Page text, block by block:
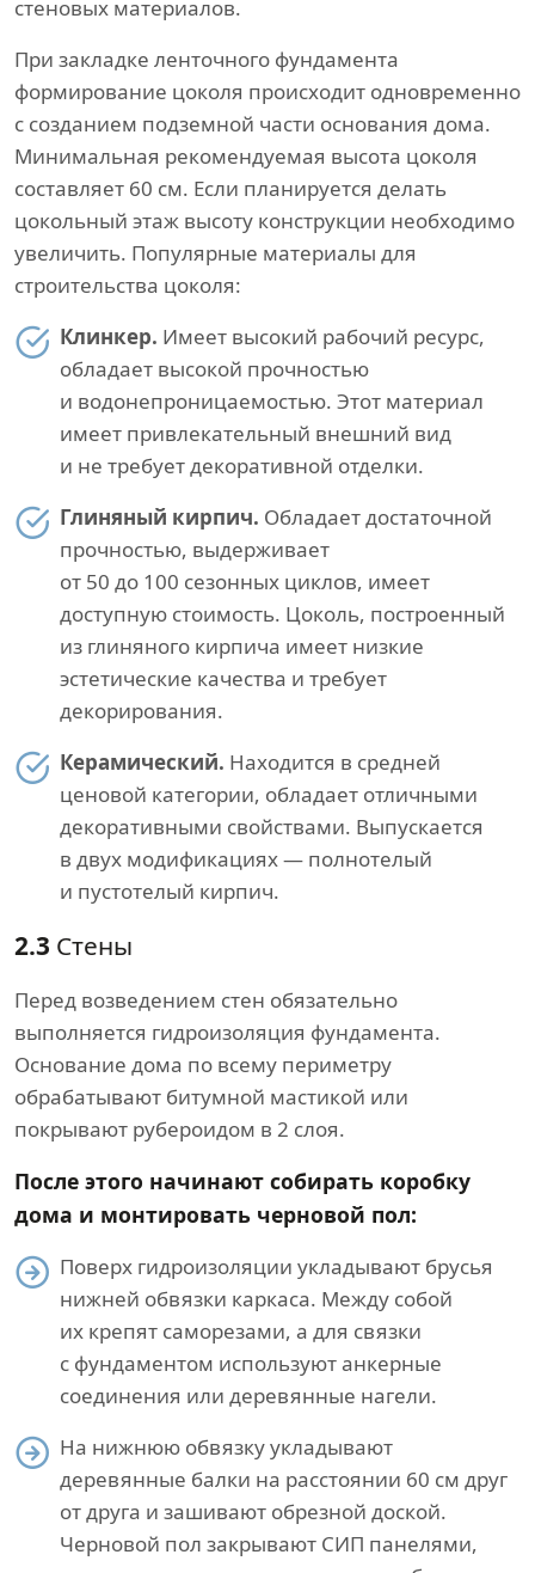
стеновых материалов.
При закладке ленточного фундамента
формирование цоколя происходит одновременно
с созданием подземной части основания дома.
Минимальная рекомендуемая высота цоколя
составляет 60 см. Если планируется делать
цокольный этаж высоту конструкции необходимо
увеличить. Популярные материалы для
строительства цоколя:
Клинкер. Имеет высокий рабочий ресурс,
обладает высокой прочностью
и водонепроницаемостью. Этот материал
имеет привлекательный внешний вид
и не требует декоративной отделки.
Глиняный кирпич. Обладает достаточной
прочностью, выдерживает
от 50 до 100 сезонных циклов, имеет
доступную стоимость. Цоколь, построенный
из глиняного кирпича имеет низкие
эстетические качества и требует
декорирования.
Керамический. Находится в средней
ценовой категории, обладает отличными
декоративными свойствами. Выпускается
в двух модификациях — полнотелый
и пустотелый кирпич.
2.3 Стены
Перед возведением стен обязательно
выполняется гидроизоляция фундамента.
Основание дома по всему периметру
обрабатывают битумной мастикой или
покрывают рубероидом в 2 слоя.
После этого начинают собирать коробку
дома и монтировать черновой пол:
Поверх гидроизоляции укладывают брусья
нижней обвязки каркаса. Между собой
их крепят саморезами, а для связки
с фундаментом используют анкерные
соединения или деревянные нагели.
На нижнюю обвязку укладывают
деревянные балки на расстоянии 60 см друг
от друга и зашивают обрезной доской.
Черновой пол закрывают СИП панелями,